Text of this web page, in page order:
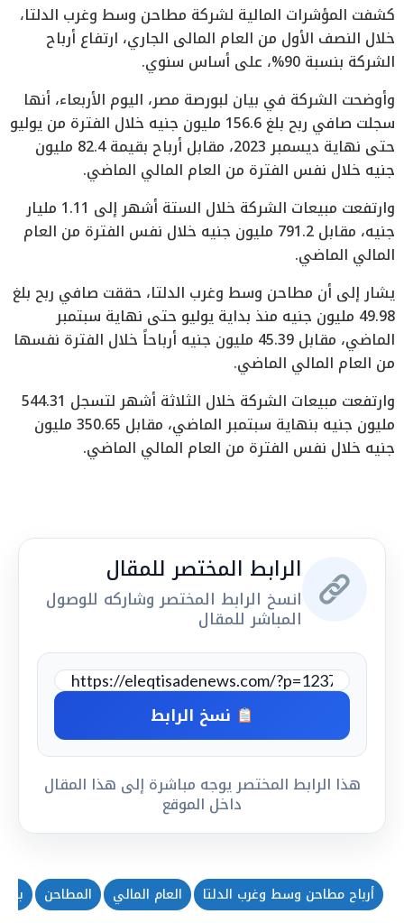
كشفت المؤشرات المالية لشركة مطاحن وسط وغرب الدلتا،
خلال النصف الأول من العام المالي الجاري، ارتفاع أرباح
الشركة بنسبة 90%، على أساس سنوي.
وأوضحت الشركة في بيان لبورصة مصر، اليوم الأربعاء، أنها
سجلت صافي ربح بلغ 156.6 مليون جنيه خلال الفترة من يوليو
حتى نهاية ديسمبر 2023، مقابل أرباح بقيمة 82.4 مليون
جنيه خلال نفس الفترة من العام المالي الماضي.
وارتفعت مبيعات الشركة خلال الستة أشهر إلى 1.11 مليار
جنيه، مقابل 791.2 مليون جنيه خلال نفس الفترة من العام
المالي الماضي.
يشار إلى أن مطاحن وسط وغرب الدلتا، حققت صافي ربح بلغ
49.98 مليون جنيه منذ بداية يوليو حتى نهاية سبتمبر
الماضي، مقابل 45.39 مليون جنيه أرباحاً خلال الفترة نفسها
من العام المالي الماضي.
وارتفعت مبيعات الشركة خلال الثلاثة أشهر لتسجل 544.31
مليون جنيه بنهاية سبتمبر الماضي، مقابل 350.65 مليون
جنيه خلال نفس الفترة من العام المالي الماضي.
الرابط المختصر للمقال
انسخ الرابط المختصر وشاركه للوصول
المباشر للمقال
نسخ الرابط
هذا الرابط المختصر يوجه مباشرة إلى هذا المقال
داخل الموقع
أرباح مطاحن وسط وغرب الدلتا العام المالي المطاحن